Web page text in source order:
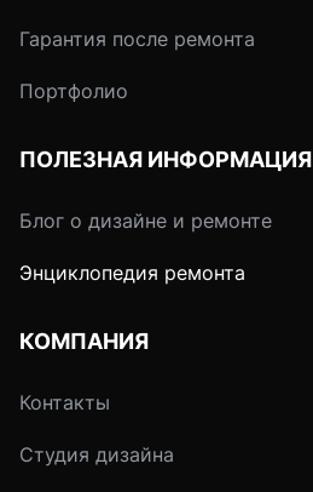
Гарантия после ремонта
Портфолио
ПОЛЕЗНАЯ ИНФОРМАЦИЯ
Блог о дизайне и ремонте
Энциклопедия ремонта
КОМПАНИЯ
Контакты
Студия дизайна